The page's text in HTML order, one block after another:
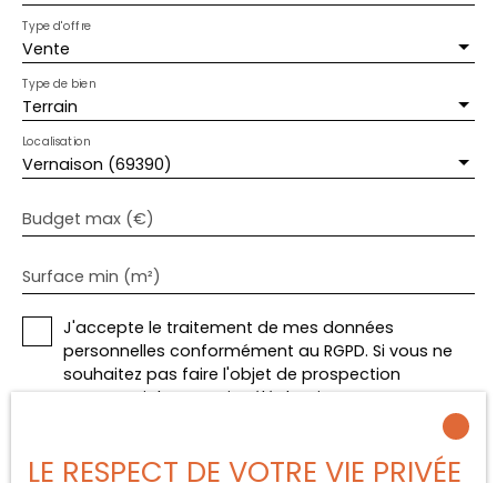
Vente
Type d'offre
Terrain
Type de bien
Vernaison (69390)
Localisation
Budget max (€)
Surface min (m²)
J'accepte le traitement de mes données
personnelles conformément au RGPD. Si vous ne
souhaitez pas faire l'objet de prospection
commerciale par voie téléphonique, vous pouvez
vous inscrire gratuitement sur la liste d'opposition
au démarchage téléphonique, prévu par l'article
L223-1 du code de la consommation, sur le site
LE RESPECT DE VOTRE VIE PRIVÉE